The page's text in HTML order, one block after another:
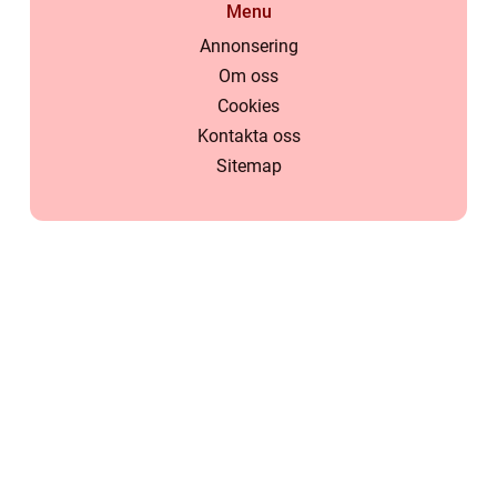
Menu
Annonsering
Om oss
Cookies
Kontakta oss
Sitemap